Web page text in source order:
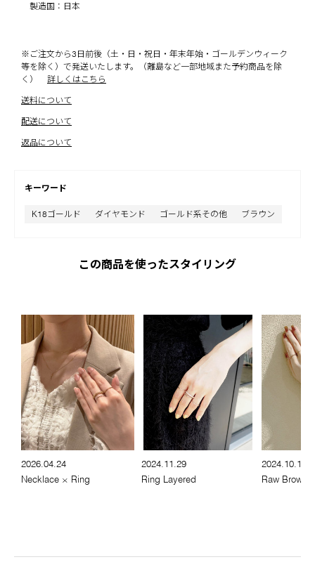
製造国：日本
※ご注文から3日前後（土・日・祝日・年末年始・ゴールデンウィーク
等を除く）で発送いたします。（離島など一部地域また予約商品を除
く）
詳しくはこちら
送料について
配送について
返品について
キーワード
K18ゴールド ダイヤモンド ゴールド系その他 ブラウン
この商品を使ったスタイリング
2026.04.24
Necklace × Ring
2024.11.29
Ring Layered
2024.10.11
Raw Brown